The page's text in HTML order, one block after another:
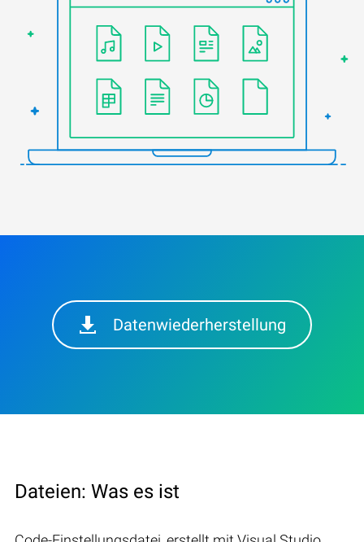
Datenwiederherstellung
Dateien: Was es ist